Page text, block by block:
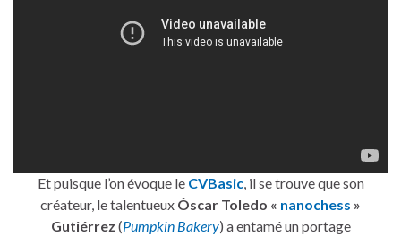
Et puisque l’on évoque le CVBasic, il se trouve que son
créateur, le talentueux Óscar Toledo « nanochess »
Gutiérrez (Pumpkin Bakery) a entamé un portage